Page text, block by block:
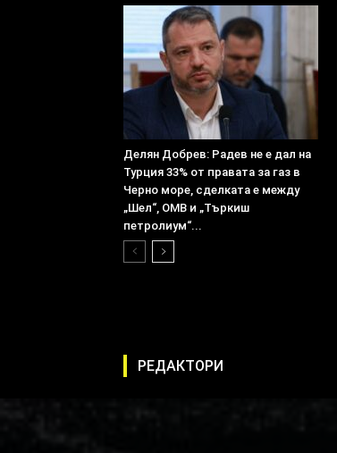
Делян Добрев: Радев не е дал на
Турция 33% от правата за газ в
Черно море, сделката е между
„Шел“, ОМВ и „Търкиш
петролиум“...
РЕДАКТОРИ